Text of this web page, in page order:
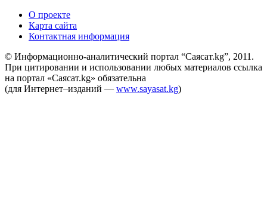
О проекте
Карта сайта
Контактная информация
© Информационно-аналитический портал “Саясат.kg”, 2011.
При цитировании и использовании любых материалов ссылка
на портал «Саясат.kg» обязательна
(для Интернет–изданий — www.sayasat.kg)